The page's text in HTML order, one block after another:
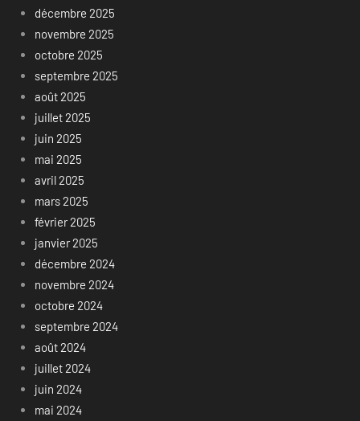
décembre 2025
novembre 2025
octobre 2025
septembre 2025
août 2025
juillet 2025
juin 2025
mai 2025
avril 2025
mars 2025
février 2025
janvier 2025
décembre 2024
novembre 2024
octobre 2024
septembre 2024
août 2024
juillet 2024
juin 2024
mai 2024